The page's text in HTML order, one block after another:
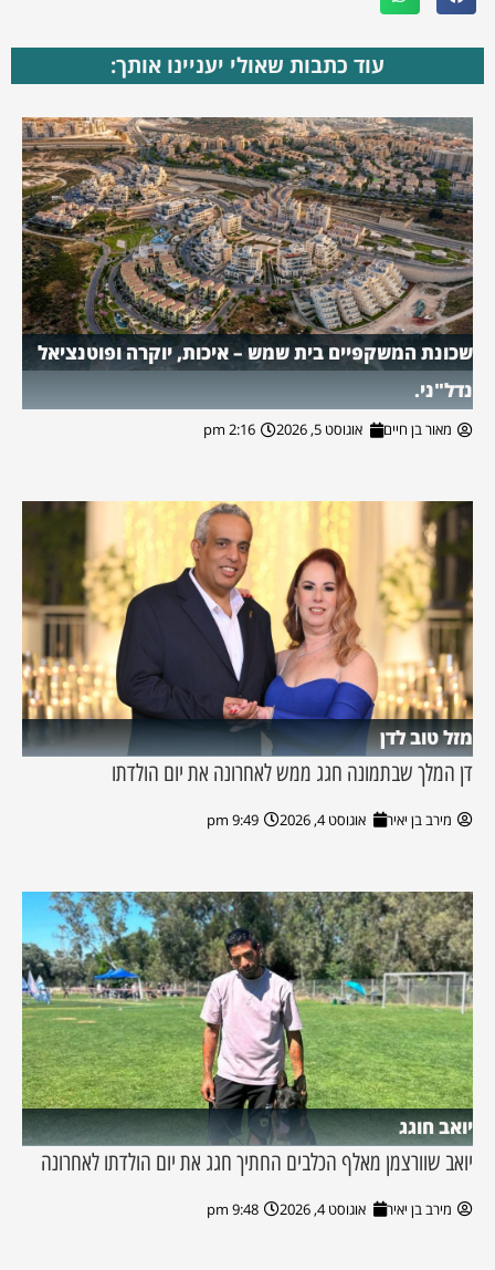
עוד כתבות שאולי יעניינו אותך:
שכונת המשקפיים בית שמש – איכות, יוקרה ופוטנציאל
נדל"ני.
מאור בן חיים אוגוסט 5, 2026 2:16 pm
מזל טוב לדן
דן המלך שבתמונה חגג ממש לאחרונה את יום הולדתו
מירב בן יאיר אוגוסט 4, 2026 9:49 pm
יואב חוגג
יואב שוורצמן מאלף הכלבים החתיך חגג את יום הולדתו לאחרונה
מירב בן יאיר אוגוסט 4, 2026 9:48 pm